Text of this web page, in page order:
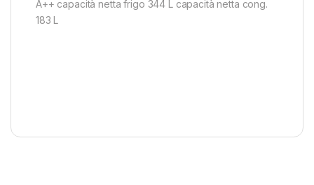
A++ capacità netta frigo 344 L capacità netta cong.
183 L